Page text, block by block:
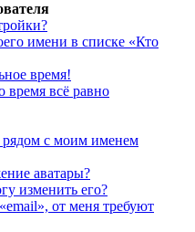
имени в списке «Кто
время!
время всё равно
рядом с моим именем
аватары?
изменить его?
от меня требуют